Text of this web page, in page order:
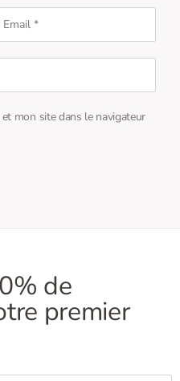
mon site dans le navigateur
de
premier